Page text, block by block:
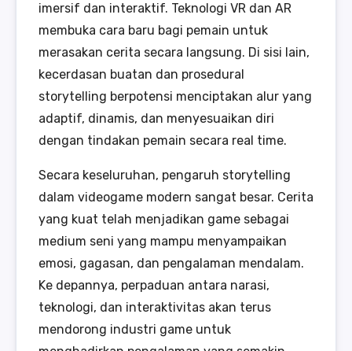
imersif dan interaktif. Teknologi VR dan AR
membuka cara baru bagi pemain untuk
merasakan cerita secara langsung. Di sisi lain,
kecerdasan buatan dan prosedural
storytelling berpotensi menciptakan alur yang
adaptif, dinamis, dan menyesuaikan diri
dengan tindakan pemain secara real time.
Secara keseluruhan, pengaruh storytelling
dalam videogame modern sangat besar. Cerita
yang kuat telah menjadikan game sebagai
medium seni yang mampu menyampaikan
emosi, gagasan, dan pengalaman mendalam.
Ke depannya, perpaduan antara narasi,
teknologi, dan interaktivitas akan terus
mendorong industri game untuk